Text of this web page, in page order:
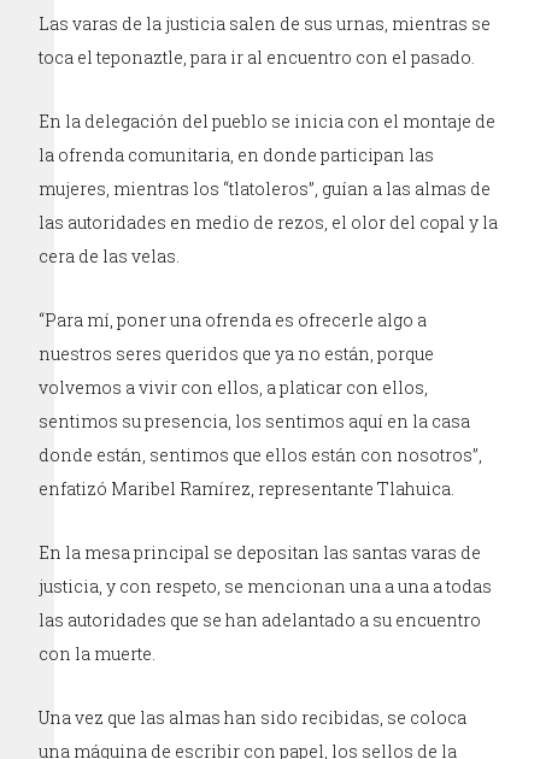
Las varas de la justicia salen de sus urnas, mientras se
toca el teponaztle, para ir al encuentro con el pasado.
En la delegación del pueblo se inicia con el montaje de
la ofrenda comunitaria, en donde participan las
mujeres, mientras los “tlatoleros”, guían a las almas de
las autoridades en medio de rezos, el olor del copal y la
cera de las velas.
“Para mí, poner una ofrenda es ofrecerle algo a
nuestros seres queridos que ya no están, porque
volvemos a vivir con ellos, a platicar con ellos,
sentimos su presencia, los sentimos aquí en la casa
donde están, sentimos que ellos están con nosotros”,
enfatizó Maribel Ramírez, representante Tlahuica.
En la mesa principal se depositan las santas varas de
justicia, y con respeto, se mencionan una a una a todas
las autoridades que se han adelantado a su encuentro
con la muerte.
Una vez que las almas han sido recibidas, se coloca
una máquina de escribir con papel, los sellos de la